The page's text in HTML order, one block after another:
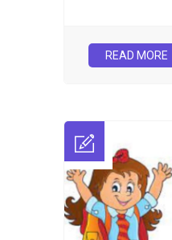
READ MORE